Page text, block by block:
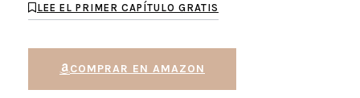
LEE EL PRIMER CAPÍTULO GRATIS
COMPRAR EN AMAZON